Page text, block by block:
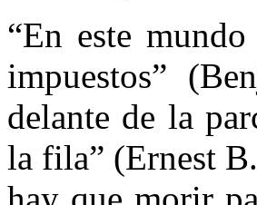
“En este
impuestos”
delante de la
la fila” (Ernest